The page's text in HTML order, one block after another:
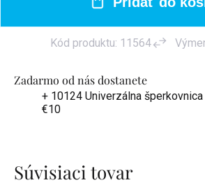
Zadarmo od nás dostanete
+ 10124 Univerzálna
€10
Kód produktu: 11564
Súvisiaci tovar